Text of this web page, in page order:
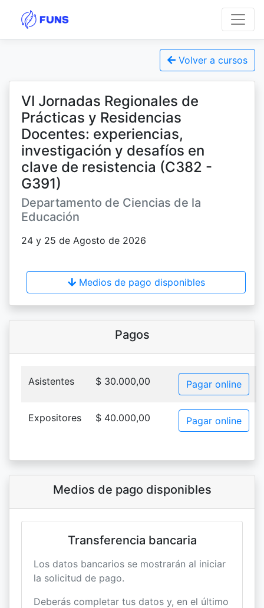
Volver a cursos
VI Jornadas Regionales de
Prácticas y Residencias
Docentes: experiencias,
investigación y desafíos en
clave de resistencia (C382 -
G391)
Departamento de Ciencias de la
Educación
24 y 25 de Agosto de 2026
Medios de pago disponibles
Pagos
Asistentes $ 30.000,00 Pagar online
Expositores $ 40.000,00 Pagar online
Medios de pago disponibles
Transferencia bancaria
Los datos bancarios se mostrarán al iniciar
la solicitud de pago.
Deberás completar tus datos y, en el último